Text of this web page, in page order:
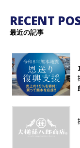
RECENT
最近の記事